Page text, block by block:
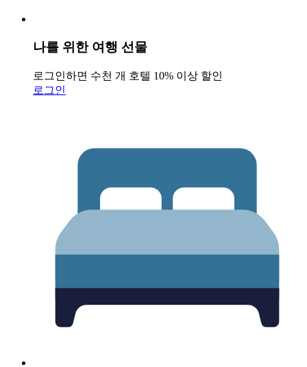
나를 위한 여행 선물
로그인하면 수천 개 호텔 10% 이상 할인
로그인